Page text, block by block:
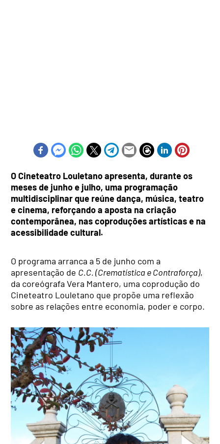
O Cineteatro Louletano apresenta, durante os
meses de junho e julho, uma programação
multidisciplinar que reúne dança, música, teatro
e cinema, reforçando a aposta na criação
contemporânea, nas coproduções artísticas e na
acessibilidade cultural.
O programa arranca a 5 de junho com a
apresentação de C.C. (Crematística e Contraforça),
da coreógrafa Vera Mantero, uma coprodução do
Cineteatro Louletano que propõe uma reflexão
sobre as relações entre economia, poder e corpo.